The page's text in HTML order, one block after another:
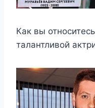
Как вы
талантливой